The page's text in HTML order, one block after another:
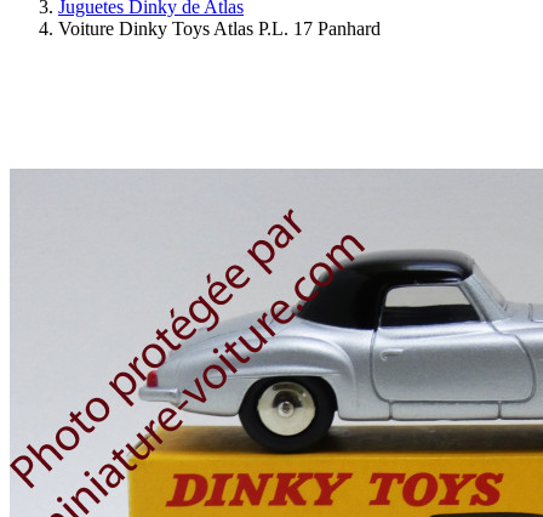
Juguetes Dinky de Atlas
Voiture Dinky Toys Atlas P.L. 17 Panhard